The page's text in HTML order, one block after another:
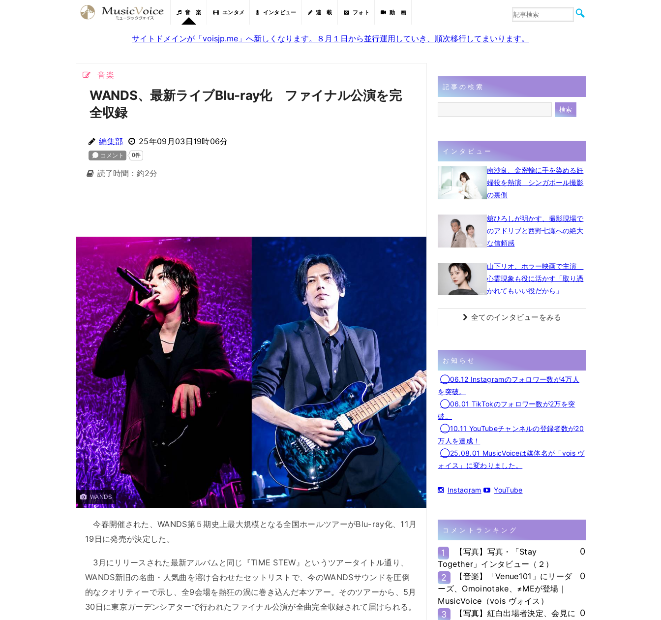
音 楽 エンタメ インタビュー 連 載 フォト 動 画
音楽
サイトドメインが「voisjp.me」へ新しくなります。８月１日から並行運用していき、順次移行してまいります。
音楽
WANDS、最新ライブBlu-ray化 ファイナル公演を完
全収録
編集部 25年09月03日19時06分
読了時間：約2分
WANDS
今春開催された、WANDS第５期史上最大規模となる全国ホールツアーがBlu-ray化、11月
19日に発売が決定した。
3月にリリースされた最新アルバムと同じ『TIME STEW』というツアータイトル通り、
WANDS新旧の名曲・人気曲を溶け合わせたセットリストで、今のWANDSサウンドを圧倒
的なクオリティーで示し、全9会場を熱狂の渦に巻き込んだ本ツアー。そのツアーから、5月
30日に東京ガーデンシアターで行われたファイナル公演が全曲完全収録されて届けられる。
記事の検索
インタビュー
南沙良、金密輸に手を染める妊
婦役を熱演 シンガポール撮影
の裏側
舘ひろしが明かす、撮影現場で
のアドリブと西野七瀬への絶大
な信頼感
山下リオ、ホラー映画で主演
心霊現象も役に活かす「取り憑
かれてもいい役だから」
全てのインタビューをみる
お知らせ
◯06.12 Instagramのフォロワー数が4万人
を突破。
◯06.01 TikTokのフォロワー数が2万を突
破。
◯10.11 YouTubeチャンネルの登録者数が20
万人を達成！
◯25.08.01 MusicVoiceは媒体名が「vois ヴ
ォイス」に変わりました。
Instagram YouTube
コメントランキング
1
【写真】写真・「Stay
Together」インタビュー（２）
0
2
【音楽】「Venue101」にリーダ
ーズ、Omoinotake、≠MEが登場｜
MusicVoice（vois ヴォイス）
0
3
【写真】紅白出場者決定、会見に 0